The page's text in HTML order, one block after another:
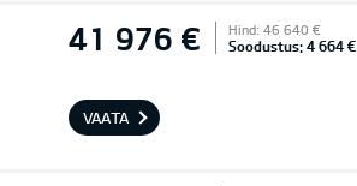
41 976 € Hind: 46 640 €
Soodustus: 4 664 €
VAATA